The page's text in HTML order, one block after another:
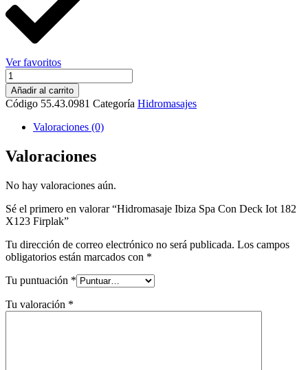
Ver favoritos
Hidromasaje
Ibiza
Spa
Con
Deck
182
X123
cantidad
Añadir al carrito
Código 55.43.0981 Categoría Hidromasajes
Valoraciones (0)
Valoraciones
No hay valoraciones aún.
Sé el primero en valorar “Hidromasaje Ibiza Spa Con Deck Iot 182
X123 Firplak”
Tu dirección de correo electrónico no será publicada. Los campos
obligatorios están marcados con *
Tu puntuación *
Tu valoración *